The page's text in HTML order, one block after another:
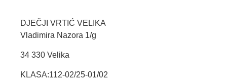
DJEČJI VRTIĆ VELIKA
Vladimira Nazora 1/g
34 330 Velika
KLASA:112-02/25-01/02